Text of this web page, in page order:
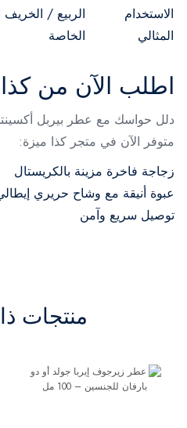
الاستخدام
المثالي
الربيع /
الخاصة
اطلب الآن من
متوفر الآن في متجر كذا ميزة:
زجاجة فاخرة مزينة بالكريستال
عبوة أنيقة مع وشاح حريري
توصيل سريع وآمن
منتجات